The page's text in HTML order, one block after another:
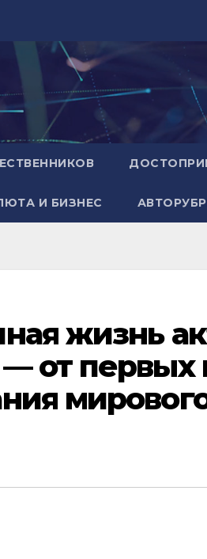
И БИЗНЕС
жизнь
от первых